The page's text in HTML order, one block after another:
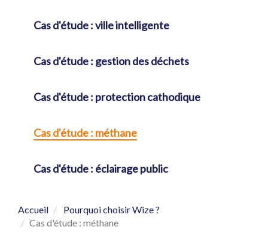
Cas d'étude : ville intelligente
Cas d'étude : gestion des déchets
Cas d'étude : protection cathodique
Cas d'étude : méthane
Cas d'étude : éclairage public
Accueil
Pourquoi choisir Wize ?
Cas d'étude : méthane